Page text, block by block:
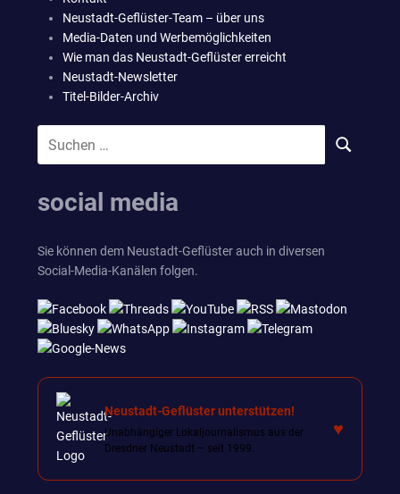
Neustadt-Geflüster-Team – über uns
Media-Daten und Werbemöglichkeiten
Wie man das Neustadt-Geflüster erreicht
Neustadt-Newsletter
Titel-Bilder-Archiv
nach:
SUCHEN
social media
Sie können dem Neustadt-Geflüster auch in diversen
Social-Media-Kanälen folgen.
Neustadt-Geflüster unterstützen!
Unabhängiger Lokaljournalismus aus der
Dresdner Neustadt – seit 1999.
♥